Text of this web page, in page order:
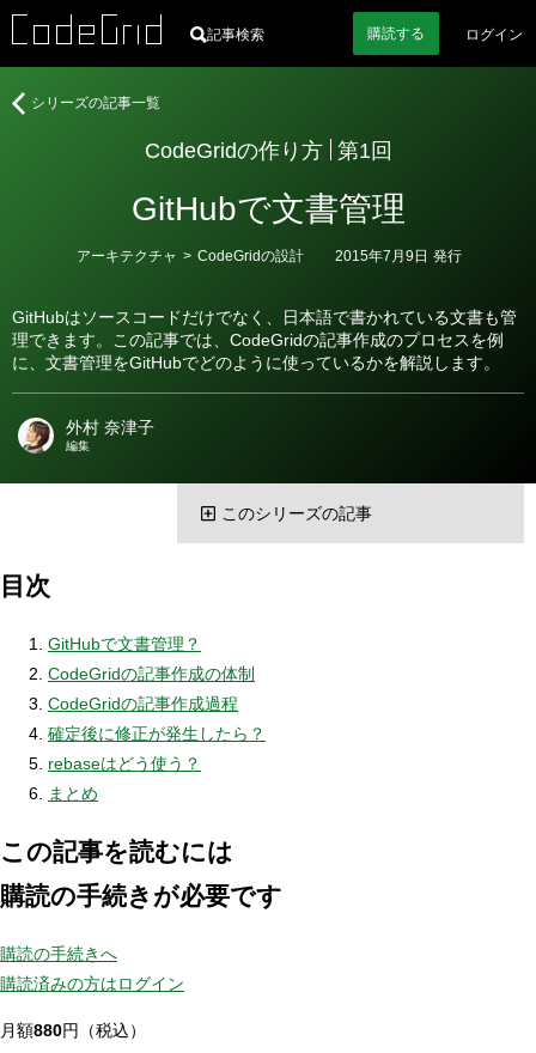
記事検索 購読する ログイン
CodeGridの作り方 第1回
GitHubで文書管理
GitHubはソースコードだけでなく、日本語で書かれている文書も管
理できます。この記事では、CodeGridの記事作成のプロセスを例
に、文書管理をGitHubでどのように使っているかを解説します。
カ
ー
アーキテクチャ > CodeGridの設計 2015年7月9日 発行
者
外村 奈津子
編集
CodeGrid
シリーズの記事一覧
このシリーズの記事
目次
GitHubで文書管理？
CodeGridの記事作成の体制
CodeGridの記事作成過程
確定後に修正が発生したら？
rebaseはどう使う？
まとめ
この記事を読むには
購読の手続きが必要です
購読の手続きへ
購読済みの方はログイン
月額880円（税込）